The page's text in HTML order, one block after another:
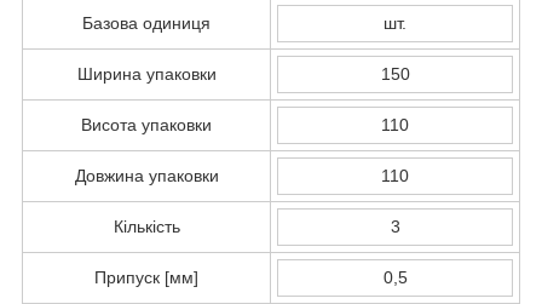
Базова одиниця шт.
Ширина упаковки 150
Висота упаковки 110
Довжина упаковки 110
Кількість 3
Припуск [мм] 0,5